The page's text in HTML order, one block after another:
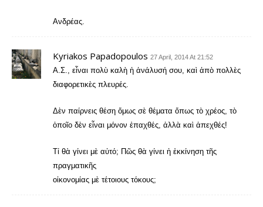
Ανδρέας.
Kyriakos Papadopoulos 27 April, 2014 At 21:52
Α.Σ., εἶναι πολὺ καλὴ ἡ ἀνάλυσή σου, καὶ ἀπὸ πολλὲς
διαφορετικὲς πλευρές.
Δὲν παίρνεις θέση ὅμως σὲ θέματα ὅπως τὸ χρέος, τὸ
ὁποῖο δὲν εἶναι μόνον ἐπαχθές, ἀλλὰ καὶ ἀπεχθές!
Τί θὰ γίνει μὲ αὐτό; Πῶς θὰ γίνει ἡ ἐκκίνηση τῆς
πραγματικῆς
οἰκονομίας μὲ τέτοιους τόκους;